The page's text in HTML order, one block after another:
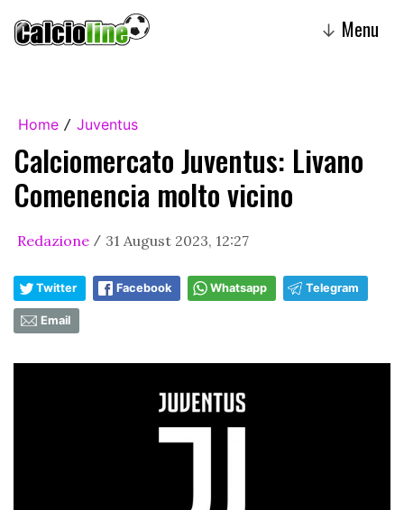
↓ Menu
Home / Juventus
Calciomercato Juventus: Livano
Comenencia molto vicino
Redazione / 31 August 2023, 12:27
Twitter Facebook Whatsapp Telegram
Email